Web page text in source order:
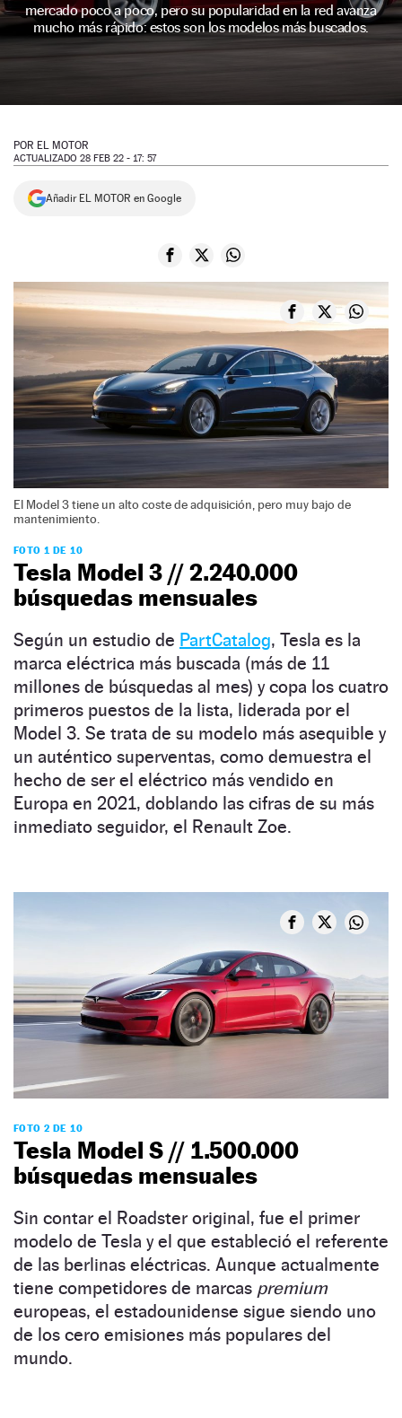
NEWSLETTER
mercado poco a poco, pero su popularidad en la red avanza
mucho más rápido: estos son los modelos más buscados.
POR EL MOTOR
ACTUALIZADO 28 FEB 22 - 17: 57
Añadir EL MOTOR en Google
El Model 3 tiene un alto coste de adquisición, pero muy bajo de
mantenimiento.
FOTO 1 DE 10
Tesla Model 3 // 2.240.000
búsquedas mensuales
Según un estudio de PartCatalog, Tesla es la
marca eléctrica más buscada (más de 11
millones de búsquedas al mes) y copa los cuatro
primeros puestos de la lista, liderada por el
Model 3. Se trata de su modelo más asequible y
un auténtico superventas, como demuestra el
hecho de ser el eléctrico más vendido en
Europa en 2021, doblando las cifras de su más
inmediato seguidor, el Renault Zoe.
FOTO 2 DE 10
Tesla Model S // 1.500.000
búsquedas mensuales
Sin contar el Roadster original, fue el primer
modelo de Tesla y el que estableció el referente
de las berlinas eléctricas. Aunque actualmente
tiene competidores de marcas premium
europeas, el estadounidense sigue siendo uno
de los cero emisiones más populares del
mundo.